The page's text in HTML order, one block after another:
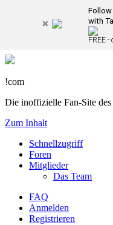
Follow
with
FREE -
!com
Die inoffizielle Fan-Site
Zum Inhalt
Schnellzugriff
Foren
Mitglieder
Das Team
FAQ
Anmelden
Registrieren